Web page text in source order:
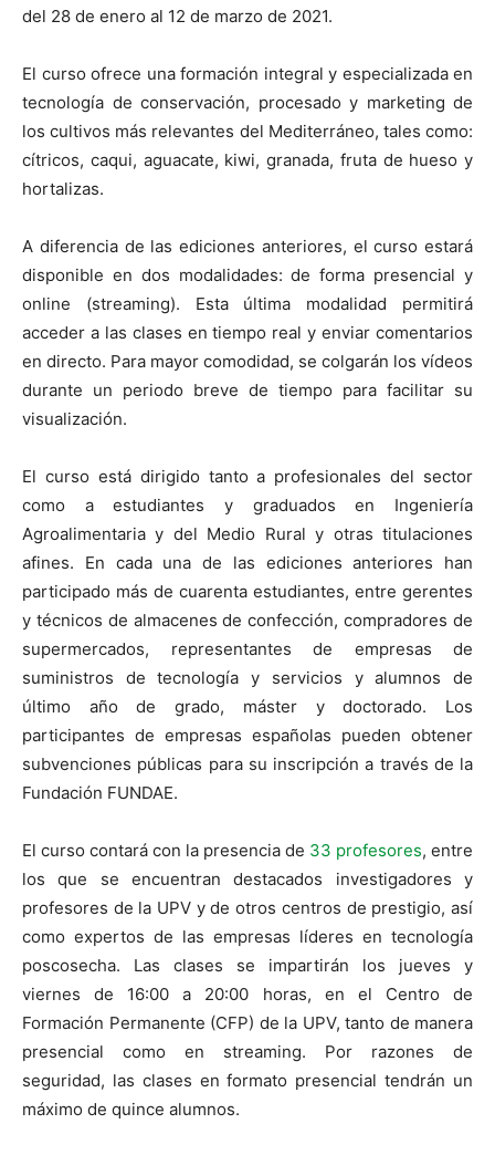
del 28 de enero al 12 de marzo de 2021.
El curso ofrece una formación integral y especializada en
tecnología de conservación, procesado y marketing de
los cultivos más relevantes del Mediterráneo, tales como:
cítricos, caqui, aguacate, kiwi, granada, fruta de hueso y
hortalizas.
A diferencia de las ediciones anteriores, el curso estará
disponible en dos modalidades: de forma presencial y
online (streaming). Esta última modalidad permitirá
acceder a las clases en tiempo real y enviar comentarios
en directo. Para mayor comodidad, se colgarán los vídeos
durante un periodo breve de tiempo para facilitar su
visualización.
El curso está dirigido tanto a profesionales del sector
como a estudiantes y graduados en Ingeniería
Agroalimentaria y del Medio Rural y otras titulaciones
afines. En cada una de las ediciones anteriores han
participado más de cuarenta estudiantes, entre gerentes
y técnicos de almacenes de confección, compradores de
supermercados, representantes de empresas de
suministros de tecnología y servicios y alumnos de
último año de grado, máster y doctorado. Los
participantes de empresas españolas pueden obtener
subvenciones públicas para su inscripción a través de la
Fundación FUNDAE.
El curso contará con la presencia de 33 profesores, entre
los que se encuentran destacados investigadores y
profesores de la UPV y de otros centros de prestigio, así
como expertos de las empresas líderes en tecnología
poscosecha. Las clases se impartirán los jueves y
viernes de 16:00 a 20:00 horas, en el Centro de
Formación Permanente (CFP) de la UPV, tanto de manera
presencial como en streaming. Por razones de
seguridad, las clases en formato presencial tendrán un
máximo de quince alumnos.